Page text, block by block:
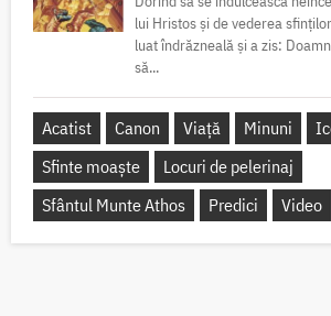
lui Hristos și de vederea
luat îndrăzneală și a zis:
să...
Acatist Canon Viață Minuni
Sfinte moaște
Locuri de pelerinaj
Sfântul Munte Athos
Predici Video